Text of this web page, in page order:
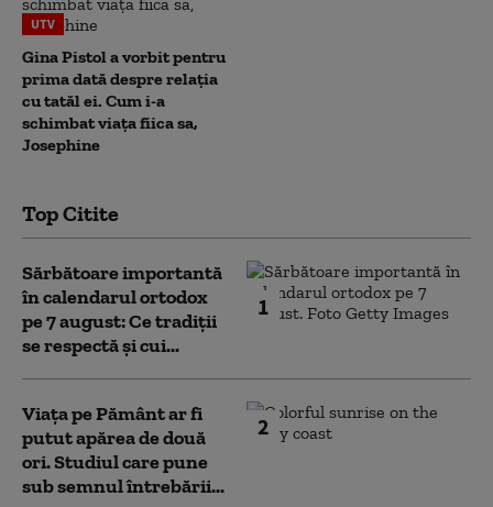
UTV
Gina Pistol a vorbit pentru
prima dată despre relația
cu tatăl ei. Cum i-a
schimbat viața fiica sa,
Josephine
Top Citite
1
Sărbătoare importantă
în calendarul ortodox
pe 7 august: Ce tradiții
se respectă și cui...
2
Viața pe Pământ ar fi
putut apărea de două
ori. Studiul care pune
sub semnul întrebării...